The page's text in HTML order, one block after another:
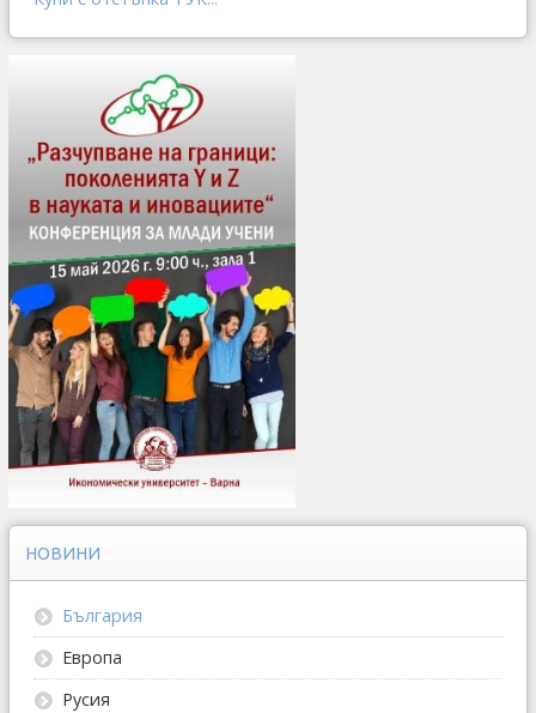
НОВИНИ
България
Европа
Русия